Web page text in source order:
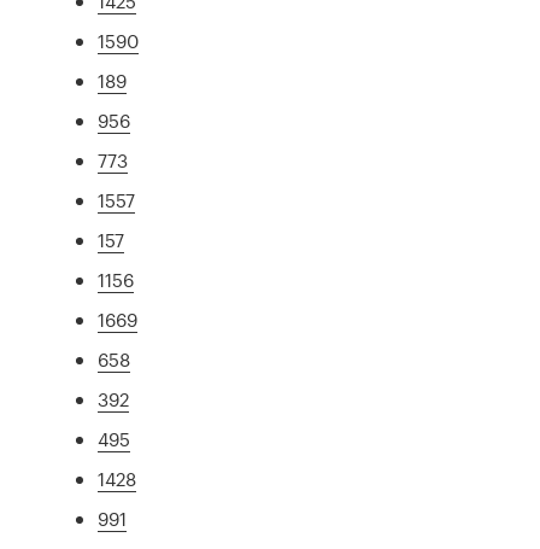
1590
189
956
773
1557
157
1156
1669
658
392
495
1428
991